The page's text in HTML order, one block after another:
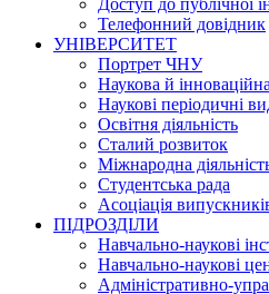
Телефонний довідник
УНІВЕРСИТЕТ
Портрет ЧНУ
Наукова й інноваційна
Наукові періодичні
Освітня діяльність
Сталий розвиток
Міжнародна
Студентська рада
Асоціація
ПІДРОЗДІЛИ
Навчально-наукові
Навчально-наукові
Адміністративно-